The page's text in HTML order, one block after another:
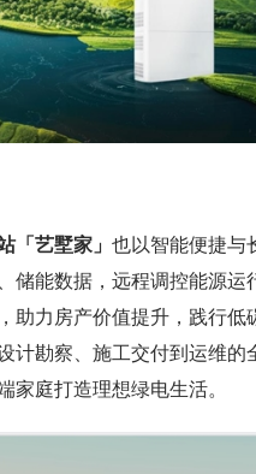
「艺墅家」 也以智能便捷与
储能数据，远程调控能源运
力房产价值提升，践行低
计勘察、施工交付到运维的
家庭打造理想绿电生活。